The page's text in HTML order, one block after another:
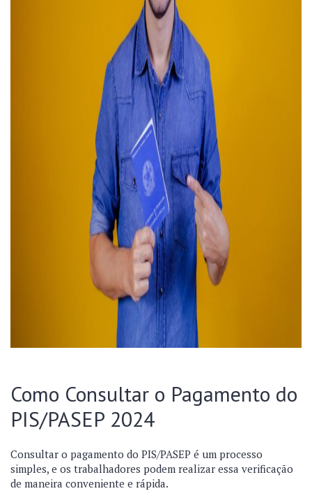
Como Consultar o Pagamento do
PIS/PASEP 2024
Consultar o pagamento do PIS/PASEP é um processo
simples, e os trabalhadores podem realizar essa verificação
de maneira conveniente e rápida.